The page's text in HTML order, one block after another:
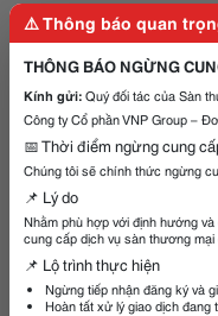
⚠️ Thông báo quan
THÔNG BÁO NGỪNG
Kính gửi:Quý đối tác của Sàn
Công ty Cổ phần VNP Group –
📅 Thời điểm ngừng cung
Chúng tôi sẽ chính thức ngừng
📌 Lý do
Nhằm phù hợp với định hướng
cung cấp dịch vụ sàn thương mại
📌 Lộ trình thực hiện
Ngừng tiếp nhận đăng ký và
Hoàn tất xử lý giao dịch đang